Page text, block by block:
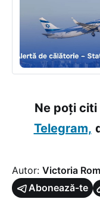
Ne poți citi
Telegram,
Autor: Victoria
Abonează-te